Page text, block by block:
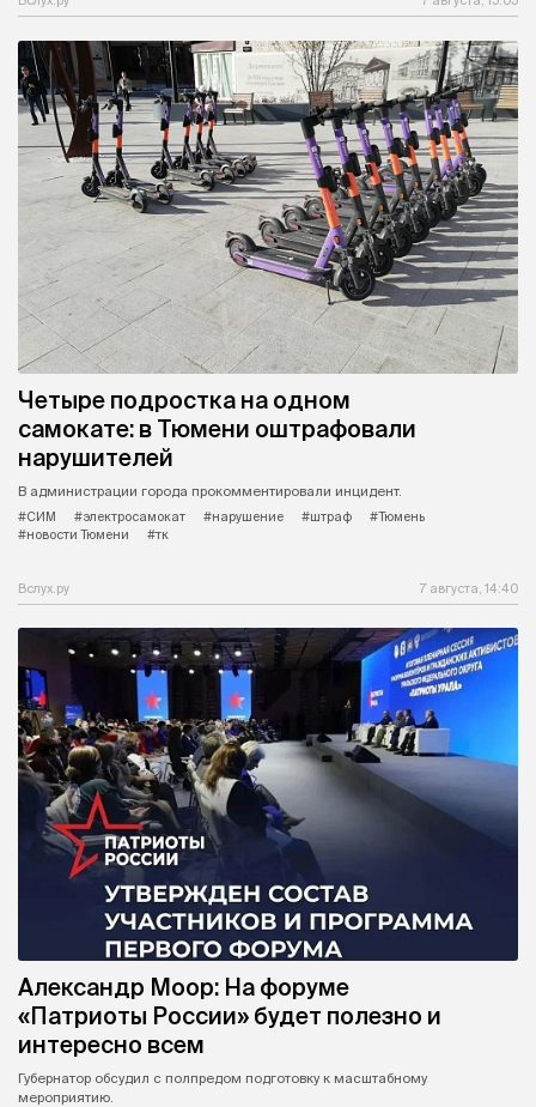
Четыре подростка на одном
самокате: в Тюмени оштрафовали
нарушителей
В администрации города прокомментировали инцидент.
#СИМ
#электросамокат #нарушение #штраф
#Тюмень
#новости Тюмени
#тк
Вслух.ру 7 августа, 14:40
Александр Моор: На форуме
«Патриоты России» будет полезно и
интересно всем
Губернатор обсудил с полпредом подготовку к масштабному
мероприятию.